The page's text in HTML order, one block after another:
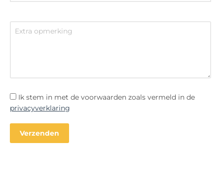
Ik stem in met de voorwaarden zoals vermeld in de
privacyverklaring